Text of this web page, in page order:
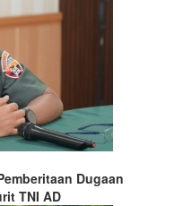
Dugaan
TNI AD